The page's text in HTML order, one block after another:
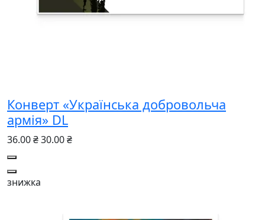
Конверт «Українська добровольча
армія» DL
36.00 ₴30.00 ₴
знижка